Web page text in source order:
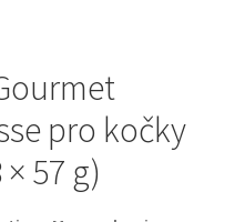
s nordickou kvalitou
pro kočky
57 g)